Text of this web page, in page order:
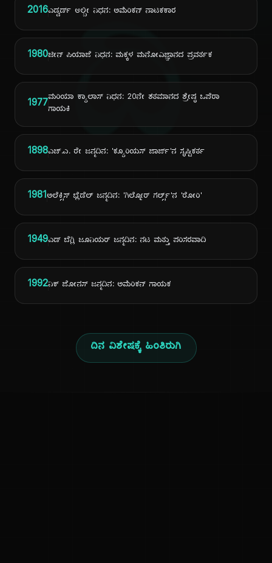
ದಿ
2016ಎಡ್ವರ್ಡ್ ಆಲ್ಬೀ ನಿಧನ: ಅಮೆರಿಕನ್ ನಾಟಕಕಾರ
1980ಜೀನ್ ಪಿಯಾಜೆ ನಿಧನ: ಮಕ್ಕಳ ಮನೋವಿಜ್ಞಾನದ ಪ್ರವರ್ತಕ
1977ಮರಿಯಾ ಕ್ಯಾಲಾಸ್ ನಿಧನ: 20ನೇ ಶತಮಾನದ ಶ್ರೇಷ್ಠ ಒಪೆರಾ
ಗಾಯಕಿ
1898ಎಚ್.ಎ. ರೇ ಜನ್ಮದಿನ: 'ಕ್ಯೂರಿಯಸ್ ಜಾರ್ಜ್'ನ ಸೃಷ್ಟಿಕರ್ತ
1981ಅಲೆಕ್ಸಿಸ್ ಬ್ಲೆಡೆಲ್ ಜನ್ಮದಿನ: 'ಗಿಲ್ಮೋರ್ ಗರ್ಲ್ಸ್'ನ 'ರೋರಿ'
1949ಎಡ್ ಬೆಗ್ಲಿ ಜೂನಿಯರ್ ಜನ್ಮದಿನ: ನಟ ಮತ್ತು ಪರಿಸರವಾದಿ
1992ನಿಕ್ ಜೋನಸ್ ಜನ್ಮದಿನ: ಅಮೆರಿಕನ್ ಗಾಯಕ
ದಿನ ವಿಶೇಷಕ್ಕೆ ಹಿಂತಿರುಗಿ